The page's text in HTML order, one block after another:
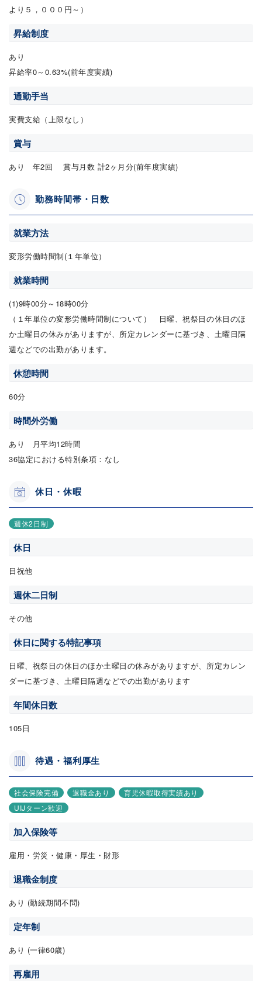
より５，０００円～）
昇給制度
あり
昇給率0～0.63%(前年度実績)
通勤手当
実費支給（上限なし）
賞与
あり 年2回 賞与月数 計2ヶ月分(前年度実績)
勤務時間帯・日数
就業方法
変形労働時間制(１年単位）
就業時間
(1)9時00分～18時00分
（１年単位の変形労働時間制について） 日曜、祝祭日の休日のほ
か土曜日の休みがありますが、所定カレンダーに基づき、土曜日隔
週などでの出勤があります。
休憩時間
60分
時間外労働
あり 月平均12時間
36協定における特別条項：なし
休日・休暇
週休2日制
休日
日祝他
週休二日制
その他
休日に関する特記事項
日曜、祝祭日の休日のほか土曜日の休みがありますが、所定カレン
ダーに基づき、土曜日隔週などでの出勤があります
年間休日数
105日
待遇・福利厚生
社会保険完備 退職金あり
育児休暇取得実績あり
UIJターン歓迎
加入保険等
雇用・労災・健康・厚生・財形
退職金制度
あり (勤続期間不問)
定年制
あり (一律60歳)
再雇用